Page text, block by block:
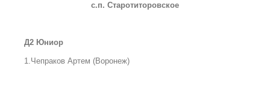
с.п. Старотиторовское
Д2 Юниор
1.Чепраков Артем (Воронеж)